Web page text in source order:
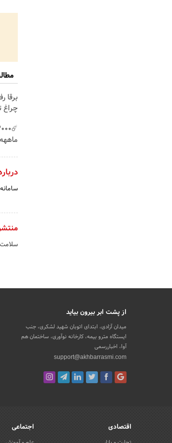
برقا
چراغ
ماههه
سلامت
از پشت ابر بیرون بیاید
میدان آزادی، ابتدای اتوبان شهید لشکری، جنب
ایستگاه مترو بیمه، کارخانه نوآوری، ساختمان هم
آوا، اخباررسمی
support@akhbarrasmi.com
اقتصادی اجتماعی